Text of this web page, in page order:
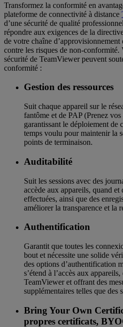
Transformez la conformité en
plateforme de connectivité à distance
d’une sécurité de qualité
répondre aux exigences de la
de votre chaîne
contre les risques de non-conformité.
sécurité de TeamViewer peuvent
conformité :
Gestion des ressources
Suit chaque appareil sur le
fantôme et de PAP (Prenez
garantissant le déploiement de
temps voulu pour maintenir la
points de terminaison.
Auditabilité
Suit les sessions avec des
accède aux appareils, quand et
effectuées, ainsi que des
améliorer la transparence et la
Authentification
Garantit que toutes les
bout et nécessite une solide
des options d’authentification
s’étend à l’accès aux
TeamViewer et offrant des
supplémentaires telles que des
Bring Your Own
propres certificats,